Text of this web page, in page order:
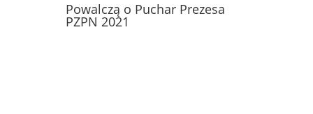
Powalczą o Puchar Prezesa
PZPN 2021